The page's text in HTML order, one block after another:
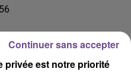
privée est notre priorité
Continuer sans accepter